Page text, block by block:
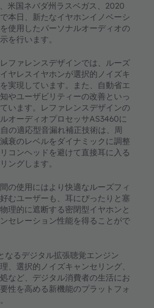
詳細情報
同意する
by Usercentrics Consent
Platform
米国ネバダ州ラスベガス、2020
本日、新たなイヤホンイノベーシ
使用したパーソナルオーディオの
を行います。
ファレンスデザインでは、ルーズ
ヤレスイヤホンが選択的ノイズキ
実現しています。また、自動省エ
やユーザビリティーの改善といっ
います。レファレンスデザインの
オーディオプロセッサAS3460に
の適応型音漏れ補正技術は、周
衰のレベルをダイナミックに調整
コンヘッドを避けて直接耳に入る
ングします。
の使用にはより快適なルーズフィ
むユーザーも、耳にぴったりと塞
理的に遮断する密閉型イヤホンと
セレーション性能を得ることがで
なるデジタル拡張聴覚エンジン
、選択的ノイズキャンセリング、
など、デジタル消費者の生活にお
性を高める新機能のプラットフォ